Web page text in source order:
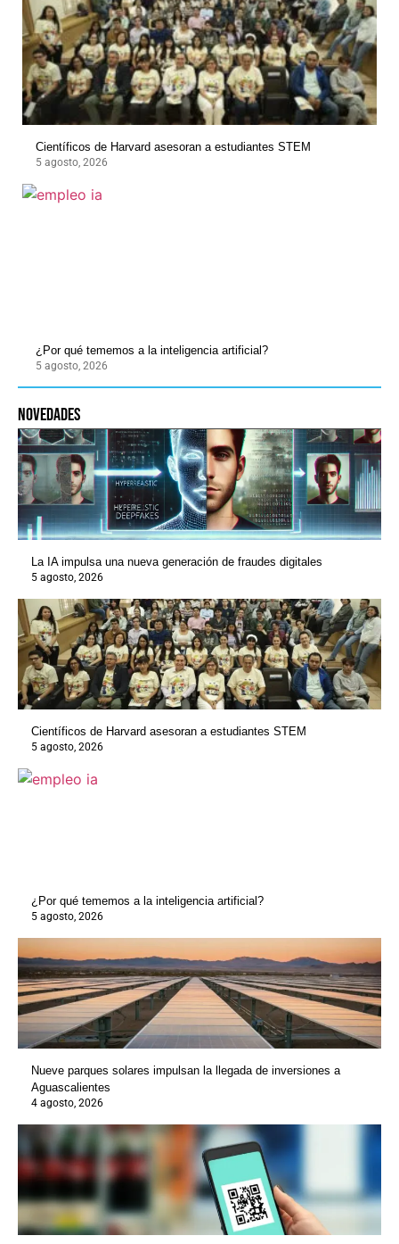
Científicos de Harvard asesoran a estudiantes STEM
5 agosto, 2026
¿Por qué tememos a la inteligencia artificial?
5 agosto, 2026
novedades
La IA impulsa una nueva generación de fraudes digitales
5 agosto, 2026
Científicos de Harvard asesoran a estudiantes STEM
5 agosto, 2026
¿Por qué tememos a la inteligencia artificial?
5 agosto, 2026
Nueve parques solares impulsan la llegada de inversiones a
Aguascalientes
4 agosto, 2026